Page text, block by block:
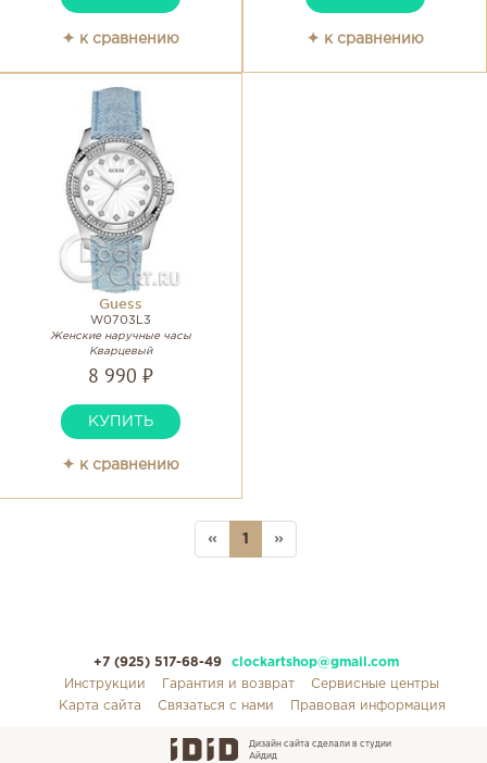
✦ к сравнению ✦ к сравнению
Guess
W0703L3
Женские наручные часы
Кварцевый
8 990 ₽
КУПИТЬ
✦ к сравнению
« 1 »
+7 (925) 517-68-49
clockartshop@gmail.com
Инструкции
Гарантия и возврат
Сервисные центры
Карта сайта
Связаться с нами Правовая информация
Дизайн сайта сделали в студии
Айдид